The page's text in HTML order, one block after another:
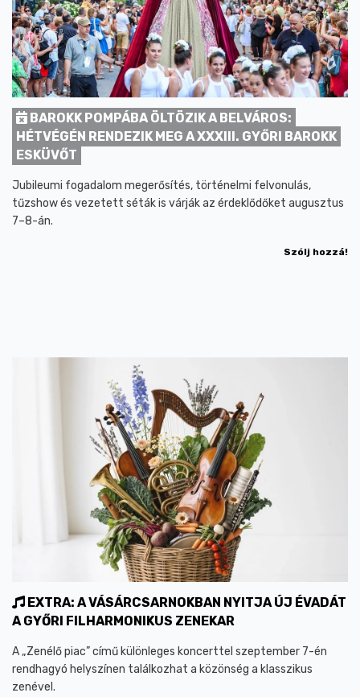
BAROKK POMPÁBA ÖLTÖZIK A BELVÁROS:
HÉTVÉGÉN RENDEZIK MEG A XXXIII. GYŐRI BAROKK
ESKÜVŐT
Jubileumi fogadalom megerősítés, történelmi felvonulás,
tűzshow és vezetett séták is várják az érdeklődőket augusztus
7–8-án.
Szólj hozzá!
EXTRA: A VÁSÁRCSARNOKBAN NYITJA ÚJ ÉVADÁT
A GYŐRI FILHARMONIKUS ZENEKAR
A „Zenélő piac” című különleges koncerttel szeptember 7-én
rendhagyó helyszínen találkozhat a közönség a klasszikus
zenével.